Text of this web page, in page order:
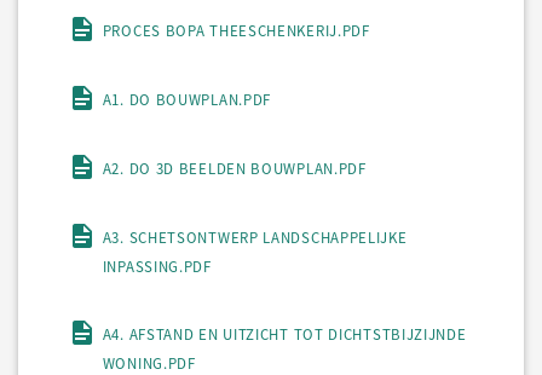
PROCES BOPA THEESCHENKERIJ.PDF
A1. DO BOUWPLAN.PDF
A2. DO 3D BEELDEN BOUWPLAN.PDF
A3. SCHETSONTWERP LANDSCHAPPELIJKE
INPASSING.PDF
A4. AFSTAND EN UITZICHT TOT DICHTSTBIJZIJNDE
WONING.PDF